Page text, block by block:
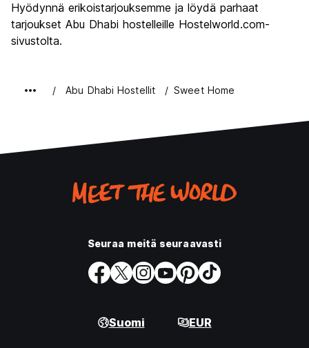
Hyödynnä erikoistarjouksemme ja löydä parhaat
tarjoukset Abu Dhabi hostelleille Hostelworld.com-
sivustolta.
Abu Dhabi Hostellit Sweet Home
Seuraa meitä seuraavasti
Suomi EUR